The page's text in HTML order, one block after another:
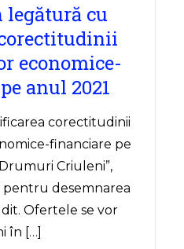
cu
economice-
anul 2021
corectitudinii
financiare pe
Criuleni”,
desemnarea
Ofertele se vor
în […]